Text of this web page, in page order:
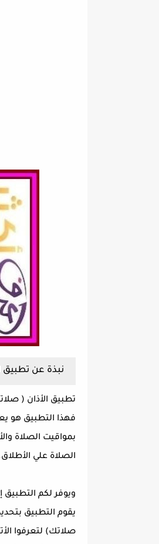
نبذة عن تطبيق
تطبيق الأذان (
فهذا التطبيق هو
بمواقيت الصلاة
الصلاة علي
ويوفر لكم
يقوم التطبيق
صلاتك) لتعرفوا